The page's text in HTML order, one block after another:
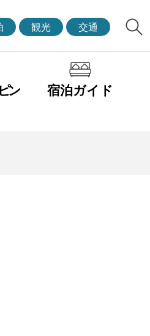
観光 交通
ン
宿泊ガイド